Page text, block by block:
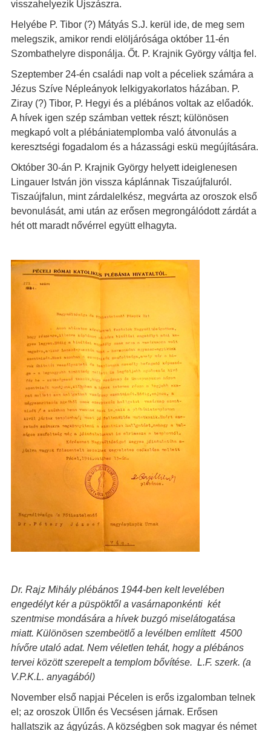
visszahelyezik Újszászra.
Helyébe P. Tibor (?) Mátyás S.J. kerül ide, de meg sem
melegszik, amikor rendi elöljárósága október 11-én
Szombathelyre disponálja. Őt. P. Krajnik György váltja fel.
Szeptember 24-én családi nap volt a péceliek számára a
Jézus Szíve Népleányok lelkigyakorlatos házában. P.
Ziray (?) Tibor, P. Hegyi és a plébános voltak az előadók.
A hívek igen szép számban vettek részt; különösen
megkapó volt a plébániatemplomba való átvonulás a
keresztségi fogadalom és a házassági eskü megújítására.
Október 30-án P. Krajnik György helyett ideiglenesen
Lingauer István jön vissza káplánnak Tiszaújfaluról.
Tiszaújfalun, mint zárdalelkész, megvárta az oroszok első
bevonulását, ami után az erősen megrongálódott zárdát a
hét ott maradt nővérrel együtt elhagyta.
Dr. Rajz Mihály plébános 1944-ben kelt levelében
engedélyt kér a püspöktől a vasárnaponkénti két
szentmise mondására a hívek buzgó miselátogatása
miatt. Különösen szembeötlő a levélben említett 4500
hívőre utaló adat. Nem véletlen tehát, hogy a plébános
tervei között szerepelt a templom bővítése. L.F. szerk. (a
V.P.K.L. anyagából)
November első napjai Pécelen is erős izgalomban telnek
el; az oroszok Üllőn és Vecsésen járnak. Erősen
hallatszik az ágyúzás. A községben sok magyar és német